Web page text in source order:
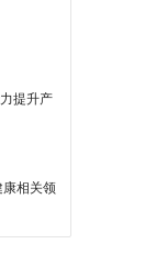
提升产
相关领